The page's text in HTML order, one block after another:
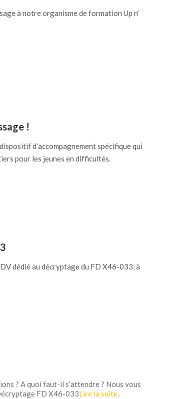
à notre organisme de formation Up n’​
!
d’accompagnement spécifique qui
pour les jeunes en difficultés.
dédié au décryptage du FD X46-033, à
? A quoi faut-il s’attendre ? Nous vous
FD X46-033Lire la suite.